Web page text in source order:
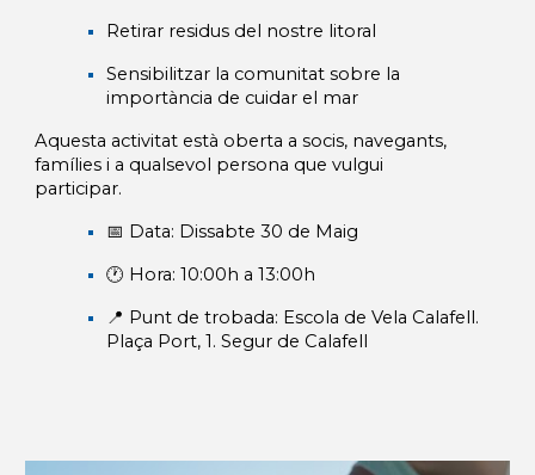
Retirar residus del nostre litoral
Sensibilitzar la comunitat sobre la
importància de cuidar el mar
Aquesta activitat està oberta a socis, navegants,
famílies i a qualsevol persona que vulgui
participar.
📅 Data: Dissabte 30 de Maig
🕐 Hora: 10:00h a 13:00h
📍 Punt de trobada: Escola de Vela Calafell.
Plaça Port, 1. Segur de Calafell